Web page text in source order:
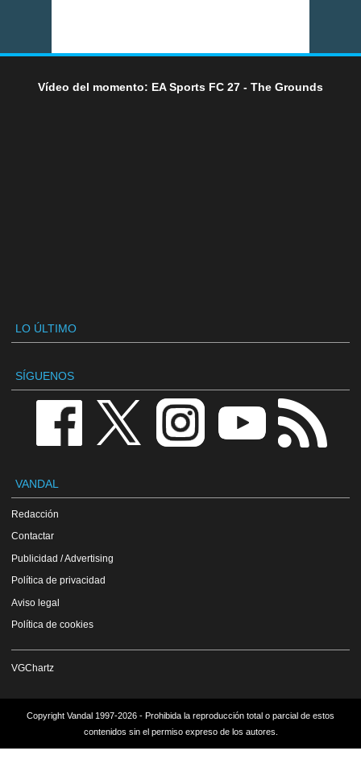
Vídeo del momento: EA Sports FC 27 - The Grounds
LO ÚLTIMO
SÍGUENOS
VANDAL
Redacción
Contactar
Publicidad / Advertising
Política de privacidad
Aviso legal
Política de cookies
VGChartz
Copyright Vandal 1997-2026 - Prohibida la reproducción total o parcial de estos
contenidos sin el permiso expreso de los autores.